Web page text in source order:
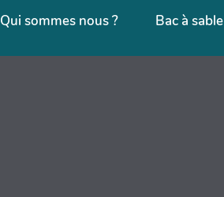
Qui sommes nous ? Bac à sable